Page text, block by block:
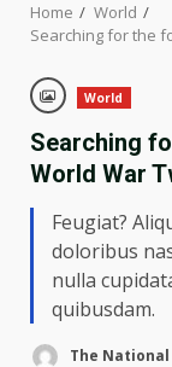
Home
World
Searching for the
World
Searching
World War
Feugiat?
doloribus
nulla
quibusdam.
The